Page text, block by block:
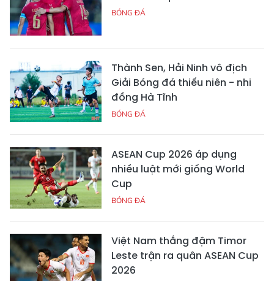
BÓNG ĐÁ
Thành Sen, Hải Ninh vô địch
Giải Bóng đá thiếu niên - nhi
đồng Hà Tĩnh
BÓNG ĐÁ
ASEAN Cup 2026 áp dụng
nhiều luật mới giống World
Cup
BÓNG ĐÁ
Việt Nam thắng đậm Timor
Leste trận ra quân ASEAN Cup
2026